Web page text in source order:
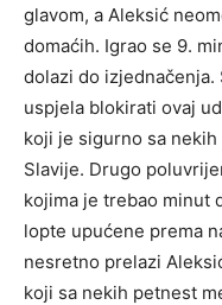
glavom, a Aleksić
domaćih. Igrao se 9.
dolazi do izjednačenja.
uspjela blokirati ovaj
koji je sigurno sa
Slavije. Drugo
kojima je trebao minut
lopte upućene prema
nesretno prelazi
koji sa nekih petnest